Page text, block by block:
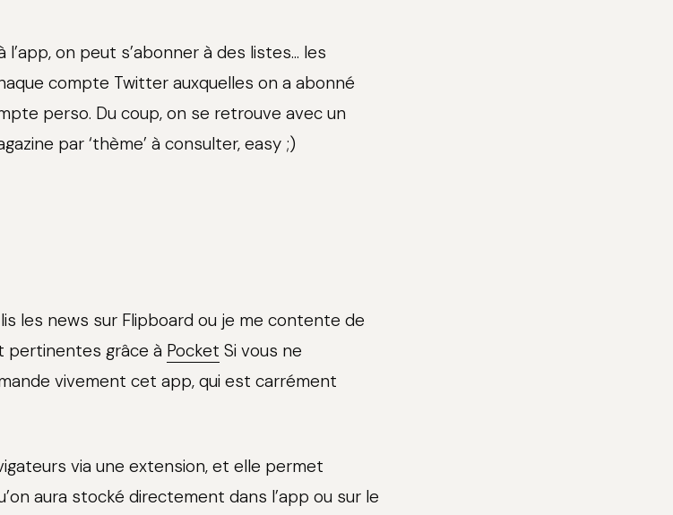
on peut s’abonner à des listes... les
compte Twitter auxquelles on a abonné
perso. Du coup, on se retrouve avec un
par ‘thème’ à consulter, easy ;)
les news sur Flipboard ou je me contente de
pertinentes grâce à Pocket Si vous ne
vivement cet app, qui est carrément
via une extension, et elle permet
aura stocké directement dans l’app ou sur le